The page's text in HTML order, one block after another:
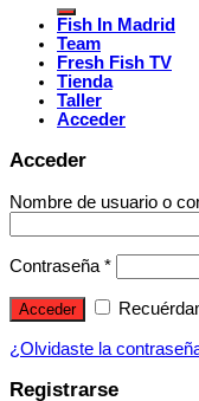
Fish In Madrid
Team
Fresh Fish TV
Tienda
Taller
Acceder
Acceder
Nombre de usuario o
Contraseña *
Acceder
¿Olvidaste la
Registrarse